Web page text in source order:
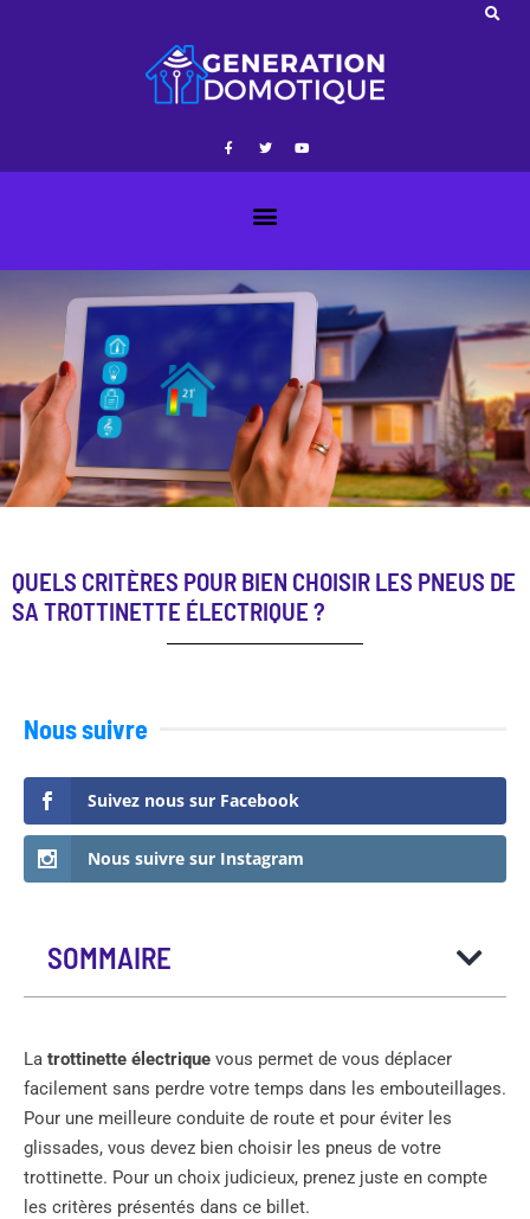
QUELS CRITÈRES POUR BIEN CHOISIR LES PNEUS DE
SA TROTTINETTE ÉLECTRIQUE ?
Nous suivre
Suivez nous sur Facebook
Nous suivre sur Instagram
SOMMAIRE
La trottinette électrique vous permet de vous déplacer
facilement sans perdre votre temps dans les embouteillages.
Pour une meilleure conduite de route et pour éviter les
glissades, vous devez bien choisir les pneus de votre
trottinette. Pour un choix judicieux, prenez juste en compte
les critères présentés dans ce billet.